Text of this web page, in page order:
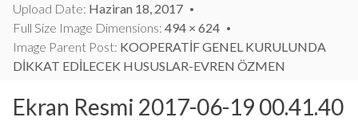
Upload Date: Haziran 18, 2017
Full Size Image Dimensions: 494 × 624
Image Parent Post: KOOPERATİF GENEL KURULUNDA
DİKKAT EDİLECEK HUSUSLAR-EVREN ÖZMEN
Ekran Resmi 2017-06-19 00.41.40